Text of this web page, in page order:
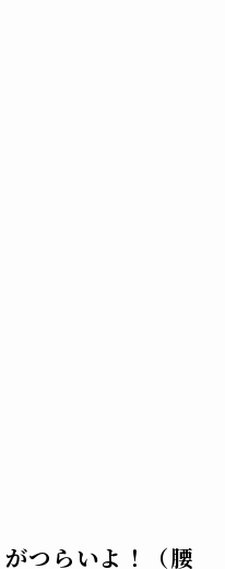
つらいよ！（腰